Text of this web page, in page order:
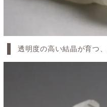
透明度の高い結晶が育つ